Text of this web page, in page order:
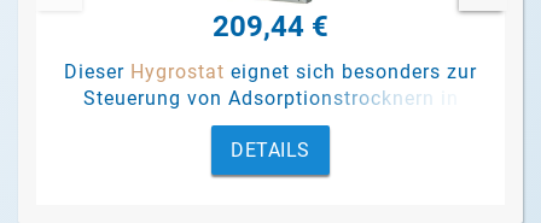
209,44 €
Dieser Hygrostat eignet sich besonders zur
Steuerung von Adsorptionstrocknern in
Abhängigkeit von der relativen
Luftfeuchtigkeit
DETAILS